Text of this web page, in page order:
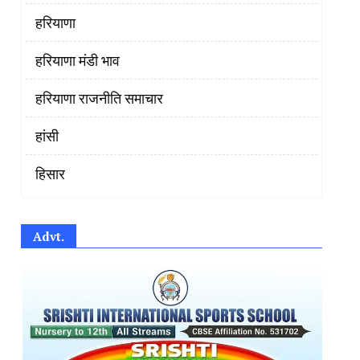
हरियाणा
हरियाणा मंडी भाव
हरियाणा राजनीति समाचार
हांसी
हिसार
Advt.